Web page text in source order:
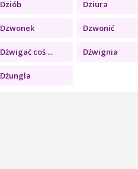
Dziób Dziura
Dzwonek Dzwonić
Dźwigać coś ... Dźwignia
Dżungla